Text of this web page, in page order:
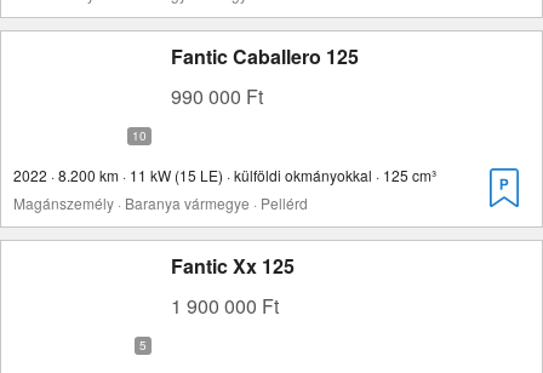
Fantic Caballero 125
990 000 Ft
2022 · 8.200 km · 11 kW (15 LE) · külföldi okmányokkal · 125 cm³
Magánszemély · Baranya vármegye · Pellérd
Fantic Xx 125
1 900 000 Ft